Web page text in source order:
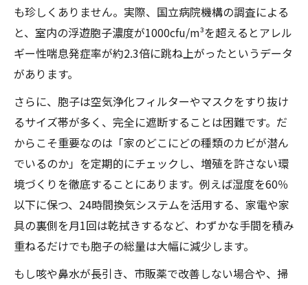
も珍しくありません。実際、国立病院機構の調査による
と、室内の浮遊胞子濃度が1000cfu/m³を超えるとアレル
ギー性喘息発症率が約2.3倍に跳ね上がったというデータ
があります。
さらに、胞子は空気浄化フィルターやマスクをすり抜け
るサイズ帯が多く、完全に遮断することは困難です。だ
からこそ重要なのは「家のどこにどの種類のカビが潜ん
でいるのか」を定期的にチェックし、増殖を許さない環
境づくりを徹底することにあります。例えば湿度を60％
以下に保つ、24時間換気システムを活用する、家電や家
具の裏側を月1回は乾拭きするなど、わずかな手間を積み
重ねるだけでも胞子の総量は大幅に減少します。
もし咳や鼻水が長引き、市販薬で改善しない場合や、掃